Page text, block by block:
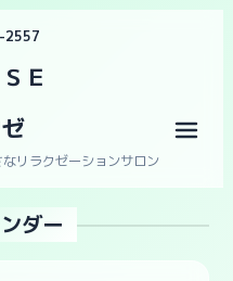
2557
Ｅ
なリラクゼーションサロン
ダー